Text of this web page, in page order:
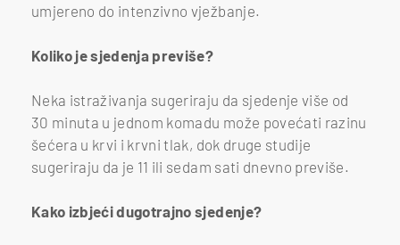
umjereno do intenzivno vježbanje.
Koliko je sjedenja previše?
Neka istraživanja sugeriraju da sjedenje više od
30 minuta u jednom komadu može povećati razinu
šećera u krvi i krvni tlak, dok druge studije
sugeriraju da je 11 ili sedam sati dnevno previše.
Kako izbjeći dugotrajno sjedenje?